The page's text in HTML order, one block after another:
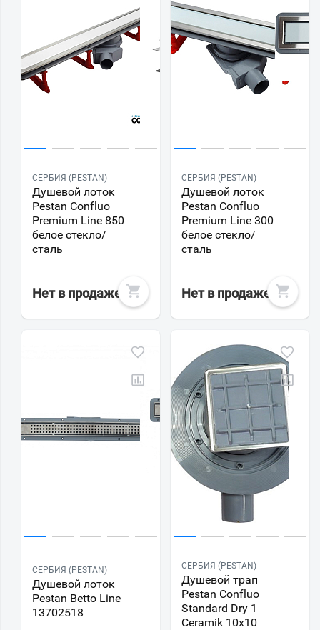
СЕРБИЯ (PESTAN)
Душевой лоток
Pestan Confluo
Premium Line 850
белое стекло/
сталь
Нет в продаже
СЕРБИЯ (PESTAN)
Душевой лоток
Pestan Confluo
Premium Line 300
белое стекло/
сталь
Нет в продаже
СЕРБИЯ (PESTAN)
Душевой лоток
Pestan Betto Line
13702518
СЕРБИЯ (PESTAN)
Душевой трап
Pestan Confluo
Standard Dry 1
Ceramik 10x10